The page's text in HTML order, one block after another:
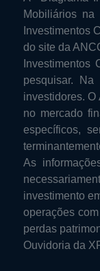
Mobiliários
Investimentos
do site da
pesquisar.
investidores.
no mercado
específicos,
As
investimento
operações
perdas
Ouvidoria da